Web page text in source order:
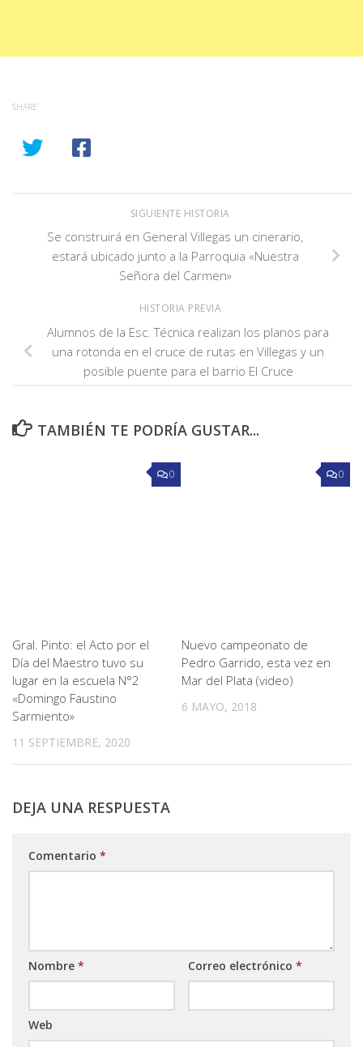
SHARE
SIGUIENTE HISTORIA
Se construirá en General Villegas un cinerario,
estará ubicado junto a la Parroquia «Nuestra
Señora del Carmen»
HISTORIA PREVIA
Alumnos de la Esc. Técnica realizan los planos para
una rotonda en el cruce de rutas en Villegas y un
posible puente para el barrio El Cruce
TAMBIÉN TE PODRÍA GUSTAR...
0
Gral. Pinto: el Acto por el
Día del Maestro tuvo su
lugar en la escuela N°2
«Domingo Faustino
Sarmiento»
11 SEPTIEMBRE, 2020
0
Nuevo campeonato de
Pedro Garrido, esta vez en
Mar del Plata (video)
6 MAYO, 2018
DEJA UNA RESPUESTA
Comentario *
Nombre * Correo electrónico *
Web